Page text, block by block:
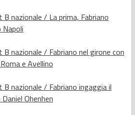
B nazionale / La prima, Fabriano
B nazionale / Fabriano nel girone con
e Avellino
B nazionale / Fabriano ingaggia il
Ohenhen